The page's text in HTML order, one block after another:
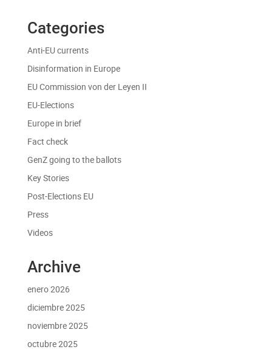
Categories
Anti-EU currents
Disinformation in Europe
EU Commission von der Leyen II
EU-Elections
Europe in brief
Fact check
GenZ going to the ballots
Key Stories
Post-Elections EU
Press
Videos
Archive
enero 2026
diciembre 2025
noviembre 2025
octubre 2025